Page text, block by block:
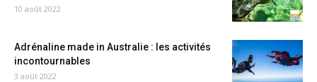
10 août 2022
Adrénaline made in Australie : les activités
incontournables
3 août 2022